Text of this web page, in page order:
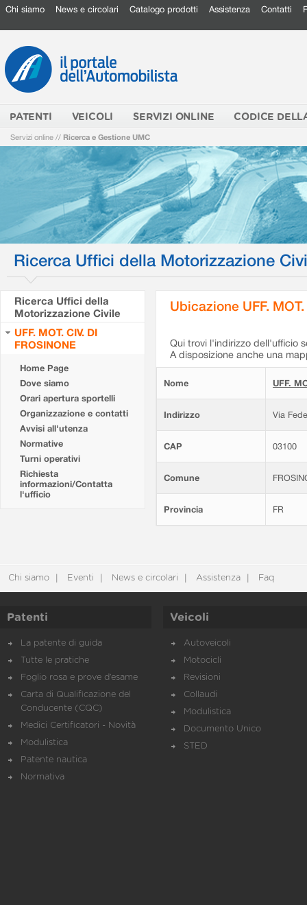
Chi siamo News e circolari Catalogo prodotti Assistenza Contatti
PATENTI VEICOLI SERVIZI ONLINE CODICE
Servizi online // Ricerca e Gestione UMC
Ricerca Uffici della Motorizzazione
Ricerca Uffici della
Motorizzazione Civile
UFF. MOT. CIV. DI
FROSINONE
Home Page
Dove siamo
Orari apertura sportelli
Organizzazione e contatti
Avvisi all'utenza
Normative
Turni operativi
Richiesta
informazioni/Contatta
l'ufficio
Ubicazione UFF.
Qui trovi l'indirizzo dell'ufficio
A disposizione anche una
Nome UFF.
Indirizzo Via
CAP 03100
Comune
Provincia FR
Chi siamo Eventi News e circolari Assistenza Faq
Patenti
La patente di guida
Tutte le pratiche
Foglio rosa e prove d’esame
Carta di Qualificazione del
Conducente (CQC)
Medici Certificatori - Novità
Modulistica
Patente nautica
Normativa
Veicoli
Autoveicoli
Motocicli
Revisioni
Collaudi
Modulistica
Documento Unico
STED